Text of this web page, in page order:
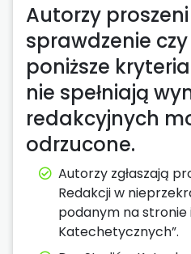
Autorzy
sprawdzenie
poniższe
nie spełniają
redakcyjnych
odrzucone.
Autorzy zgłaszają
Redakcji w
podanym na stronie
Katechetycznych”.